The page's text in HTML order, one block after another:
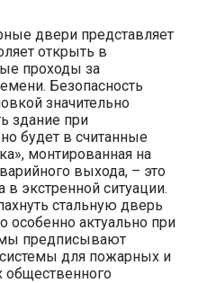
двери представляет
открыть в
проходы за
Безопасность
значительно
здание при
будет в считанные
монтированная на
выхода, – это
в экстренной ситуации.
стальную дверь
особенно актуально при
предписывают
для пожарных и
общественного